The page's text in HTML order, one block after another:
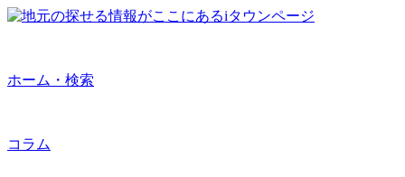
ホーム・検索
コラム